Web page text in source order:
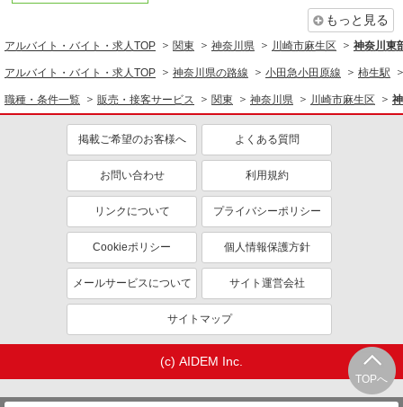
TOPへ
もっと見る
アルバイト・バイト・求人TOP 関東 神奈川県 川崎市麻生区 神奈川東
アルバイト・バイト・求人TOP 神奈川県の路線 小田急小田原線 柿生駅
職種・条件一覧 販売・接客サービス 関東 神奈川県 川崎市麻生区
掲載ご希望のお客様へ よくある質問
お問い合わせ 利用規約
リンクについて プライバシーポリシー
Cookieポリシー 個人情報保護方針
メールサービスについて サイト運営会社
サイトマップ
(c) AIDEM Inc.